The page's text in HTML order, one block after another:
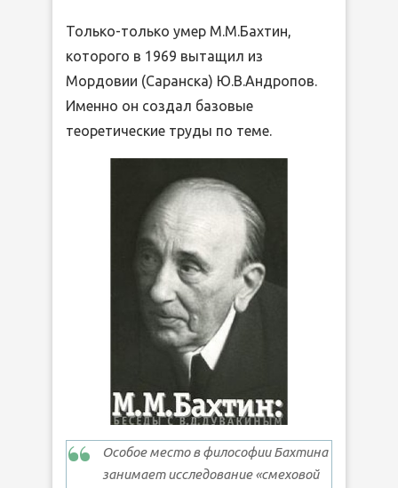
Только-только умер М.М.Бахтин,
которого в 1969 вытащил из
Мордовии (Саранска) Ю.В.Андропов.
Именно он создал базовые
теоретические труды по теме.
Особое место в философии Бахтина
занимает исследование «смеховой